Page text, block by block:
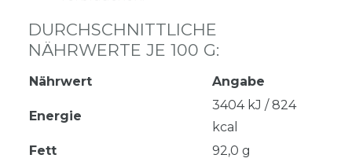
DURCHSCHNITTLICHE
NÄHRWERTE JE 100 G:
Nährwert Angabe
Energie
3404 kJ / 824
kcal
Fett
92,0 g